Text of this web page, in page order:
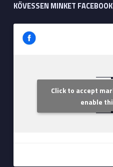
KÖVESSEN MINKET
Szent
Click to accept
enable